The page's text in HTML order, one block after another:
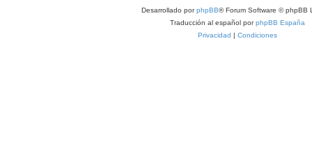
Desarrollado porphpBB® Forum Software © phpBB
Traducción al español porphpBB España
Privacidad | Condiciones